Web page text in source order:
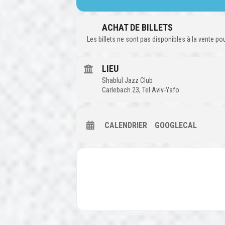
ACHAT DE BILLETS
Les billets ne sont pas disponibles à la vente
LIEU
Shablul Jazz Club
Carlebach 23, Tel Aviv-Yafo
CALENDRIER GOOGLECAL